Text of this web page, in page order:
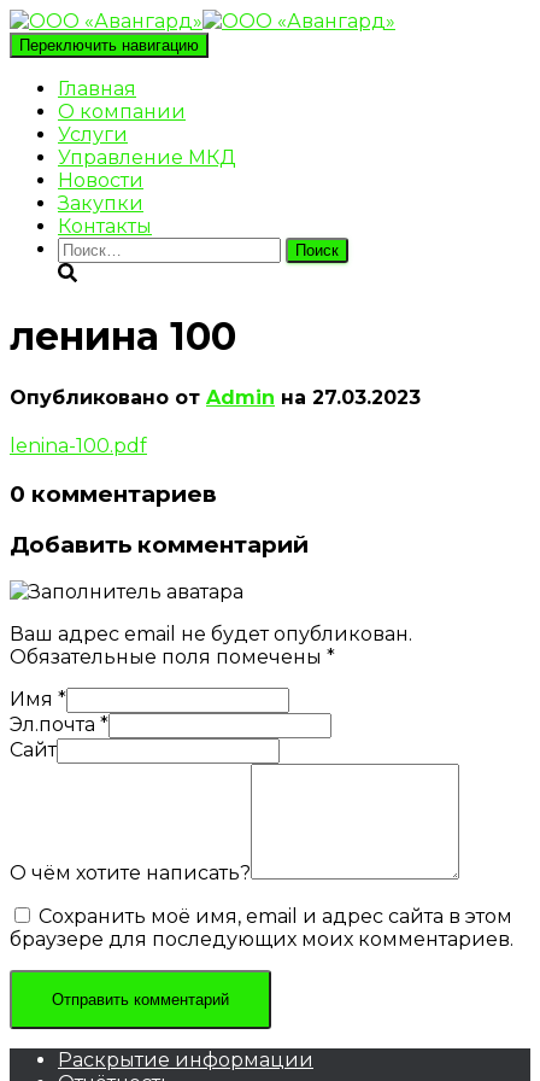
Переключить навигацию
Главная
О компании
Услуги
Управление МКД
Новости
Закупки
Контакты
Найти:
ленина 100
Опубликовано от Admin на 27.03.2023
lenina-100.pdf
0 комментариев
Добавить комментарий
Ваш адрес email не будет опубликован.
Обязательные поля помечены *
Имя *
Эл.почта *
Сайт
О чём хотите написать?
Сохранить моё имя, email и адрес сайта в этом
браузере для последующих моих комментариев.
Раскрытие информации